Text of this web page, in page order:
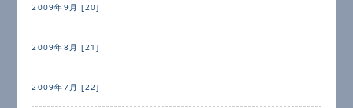
2009年9月 [20]
2009年8月 [21]
2009年7月 [22]